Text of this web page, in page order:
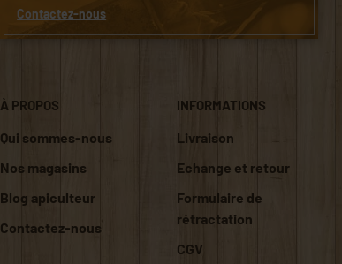
Contactez-nous
À PROPOS
Qui sommes-nous
Nos magasins
Blog apiculteur
Contactez-nous
INFORMATIONS
Livraison
Echange et retour
Formulaire de
rétractation
CGV